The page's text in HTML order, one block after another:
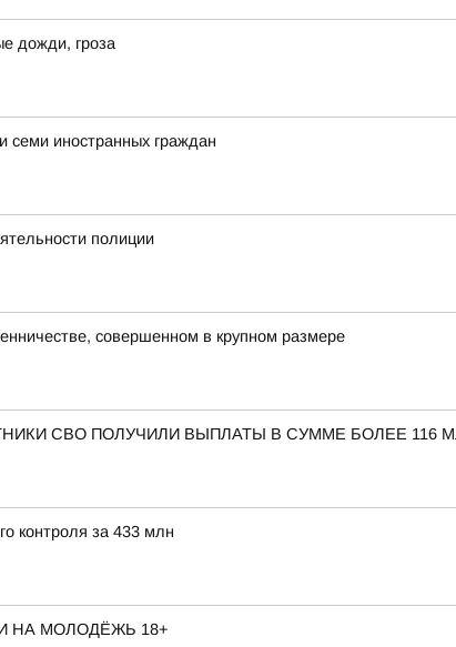
дожди, гроза
семи иностранных граждан
полиции
совершенном в крупном размере
СВО ПОЛУЧИЛИ ВЫПЛАТЫ В СУММЕ БОЛЕЕ 116
контроля за 433 млн
НА МОЛОДЁЖЬ 18+